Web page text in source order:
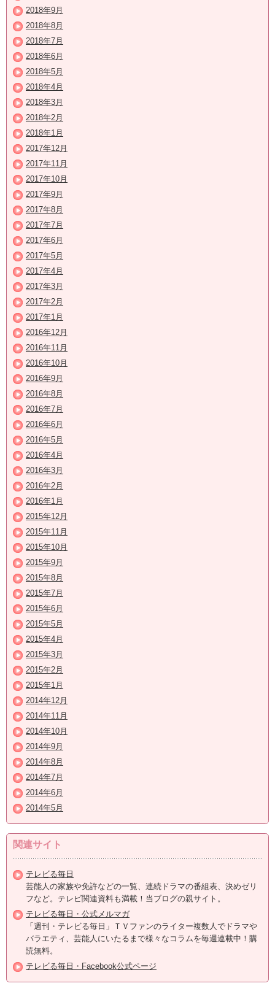
2018年9月
2018年8月
2018年7月
2018年6月
2018年5月
2018年4月
2018年3月
2018年2月
2018年1月
2017年12月
2017年11月
2017年10月
2017年9月
2017年8月
2017年7月
2017年6月
2017年5月
2017年4月
2017年3月
2017年2月
2017年1月
2016年12月
2016年11月
2016年10月
2016年9月
2016年8月
2016年7月
2016年6月
2016年5月
2016年4月
2016年3月
2016年2月
2016年1月
2015年12月
2015年11月
2015年10月
2015年9月
2015年8月
2015年7月
2015年6月
2015年5月
2015年4月
2015年3月
2015年2月
2015年1月
2014年12月
2014年11月
2014年10月
2014年9月
2014年8月
2014年7月
2014年6月
2014年5月
関連サイト
テレビる毎日
芸能人の家族や免許などの一覧、連続ドラマの番組表、決めゼリ
フなど。テレビ関連資料も満載！当ブログの親サイト。
テレビる毎日・公式メルマガ
「週刊・テレビる毎日」ＴＶファンのライター複数人でドラマや
バラエティ、芸能人にいたるまで様々なコラムを毎週連載中！購
読無料。
テレビる毎日・Facebook公式ページ